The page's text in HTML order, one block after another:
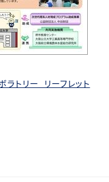
トリー_リーフレット